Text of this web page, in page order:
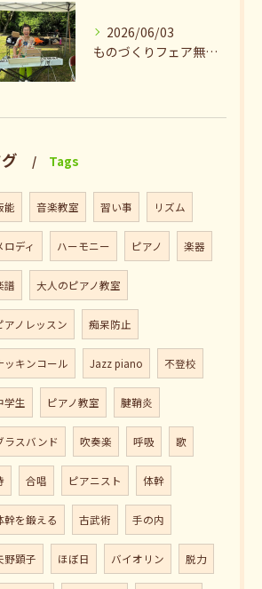
2026/06/03
ものづくりフェア無事終了♪ありがとうございました。
Tags
能 音楽教室 習い事 リズム
ロディ ハーモニー ピアノ 楽器
譜 大人のピアノ教室
アノレッスン 痴呆防止
ッキンコール Jazz piano 不登校
学生 ピアノ教室 腱鞘炎
ラスバンド 吹奏楽 呼吸 歌
合唱 ピアニスト 体幹
幹を鍛える 古武術 手の内
野顕子 ほぼ日 バイオリン 脱力